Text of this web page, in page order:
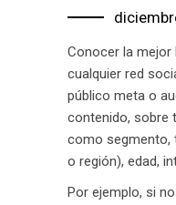
Conocer la mejor
cualquier red
público meta o
contenido, sobre
como segmento,
o región), edad,
Por ejemplo, si